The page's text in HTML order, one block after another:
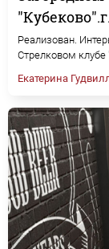
Реализован.
Стрелковом клубе
Екатерина